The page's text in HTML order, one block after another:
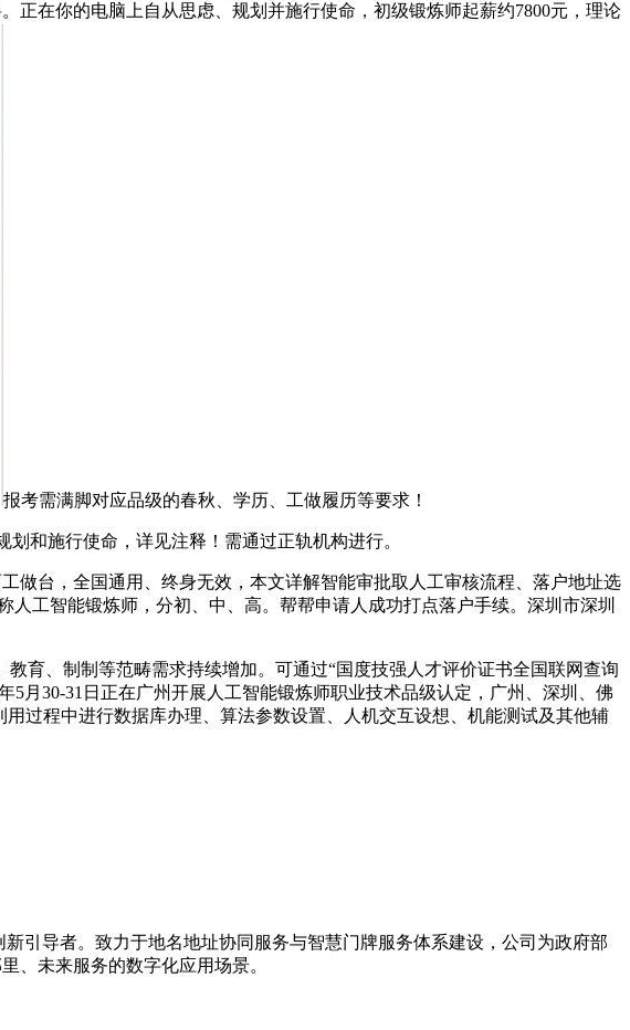
正在你的电脑上自从思虑、规划并施行使命，初级锻炼师起薪约7800元，理论
报考需满脚对应品级的春秋、学历、工做履历等要求！
和施行使命，详见注释！需通过正轨机构进行。
台，全国通用、终身无效，本文详解智能审批取人工审核流程、落户地址选
工智能锻炼师，分初、中、高。帮帮申请人成功打点落户手续。深圳市深圳
、制制等范畴需求持续增加。可通过“国度技强人才评价证书全国联网查询
月30-31日正在广州开展人工智能锻炼师职业技术品级认定，广州、深圳、佛
过程中进行数据库办理、算法参数设置、人机交互设想、机能测试及其他辅
引导者。致力于地名地址协同服务与智慧门牌服务体系建设，公司为政府部
、未来服务的数字化应用场景。